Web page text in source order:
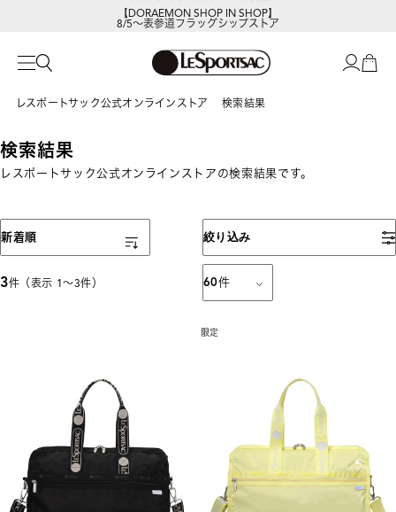
【DORAEMON SHOP IN SHOP】
8/5～表参道フラッグシップストア
レスポートサック公式オンラインストア 検索結果
検索結果
レスポートサック公式オンラインストアの検索結果です。
絞り込み
3件（表示 1〜3件） 60件
表示順
新着順
限定